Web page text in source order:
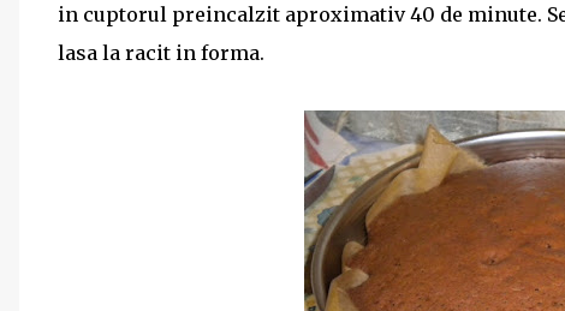
in cuptorul preincalzit aproximativ 40 de minute.
lasa la racit in forma.